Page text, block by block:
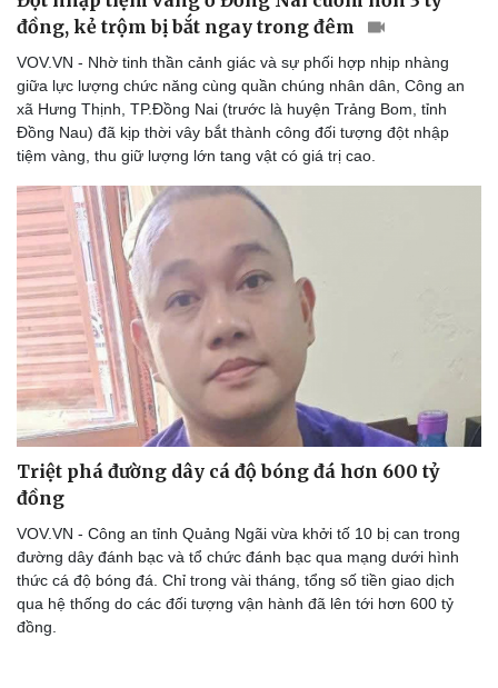
đồng, kẻ trộm bị bắt ngay trong đêm
VOV.VN - Nhờ tinh thần cảnh giác và sự phối hợp nhịp nhàng
giữa lực lượng chức năng cùng quần chúng nhân dân, Công an
xã Hưng Thịnh, TP.Đồng Nai (trước là huyện Trảng Bom, tỉnh
Đồng Nau) đã kịp thời vây bắt thành công đối tượng đột nhập
tiệm vàng, thu giữ lượng lớn tang vật có giá trị cao.
Triệt phá đường dây cá độ bóng đá hơn 600 tỷ
đồng
VOV.VN - Công an tỉnh Quảng Ngãi vừa khởi tố 10 bị can trong
đường dây đánh bạc và tổ chức đánh bạc qua mạng dưới hình
thức cá độ bóng đá. Chỉ trong vài tháng, tổng số tiền giao dịch
qua hệ thống do các đối tượng vận hành đã lên tới hơn 600 tỷ
đồng.